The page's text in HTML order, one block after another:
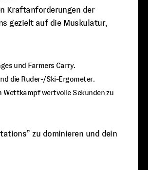
Kraftanforderungen der
gezielt auf die Muskulatur,
und Farmers Carry.
die Ruder-/Ski-Ergometer.
Wettkampf wertvolle Sekunden zu
zu dominieren und dein